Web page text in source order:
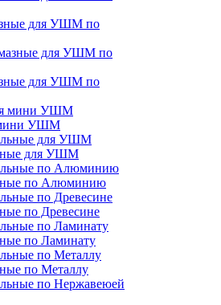
для УШМ по
для УШМ по
УШМ
для УШМ
по Алюминию
по Древесине
по Ламинату
по Металлу